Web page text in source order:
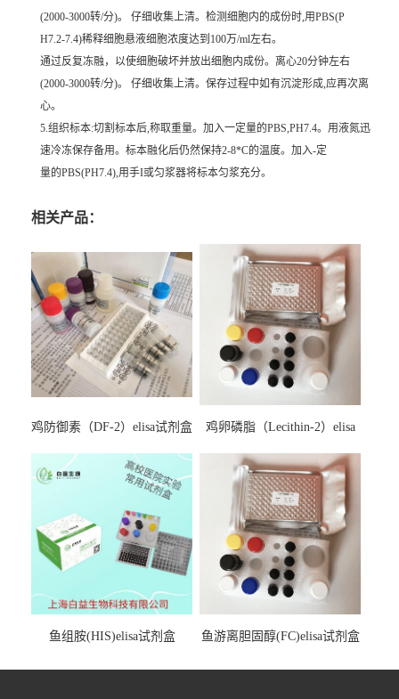
(2000-3000转/分)。 仔细收集上清。检测细胞内的成份时,用PBS(P
H7.2-7.4)稀释细胞悬液细胞浓度达到100万/ml左右。
通过反复冻融，以使细胞破坏并放出细胞内成份。离心20分钟左右
(2000-3000转/分)。 仔细收集上清。保存过程中如有沉淀形成,应再次离
心。
5.组织标本:切割标本后,称取重量。加入一定量的PBS,PH7.4。用液氮迅
速冷冻保存备用。标本融化后仍然保持2-8*C的温度。加入-定
量的PBS(PH7.4),用手I或匀浆器将标本匀浆充分。
相关产品：
鸡防御素（DF-2）elisa试剂盒
鸡卵磷脂（Lecithin-2）elisa
鱼组胺(HIS)elisa试剂盒 鱼游离胆固醇(FC)elisa试剂盒